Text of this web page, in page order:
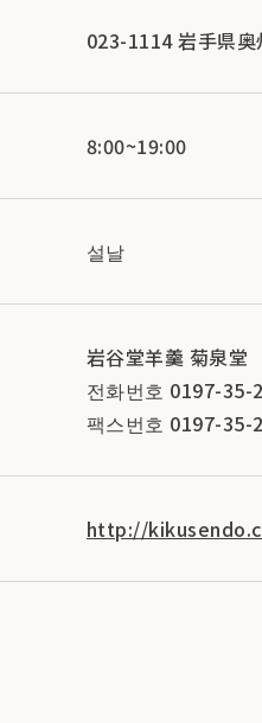
023-1114 岩手県
8:00~19:00
설날
岩谷堂羊羹 菊泉堂
전화번호 0197-35-
팩스번호 0197-35-
http://